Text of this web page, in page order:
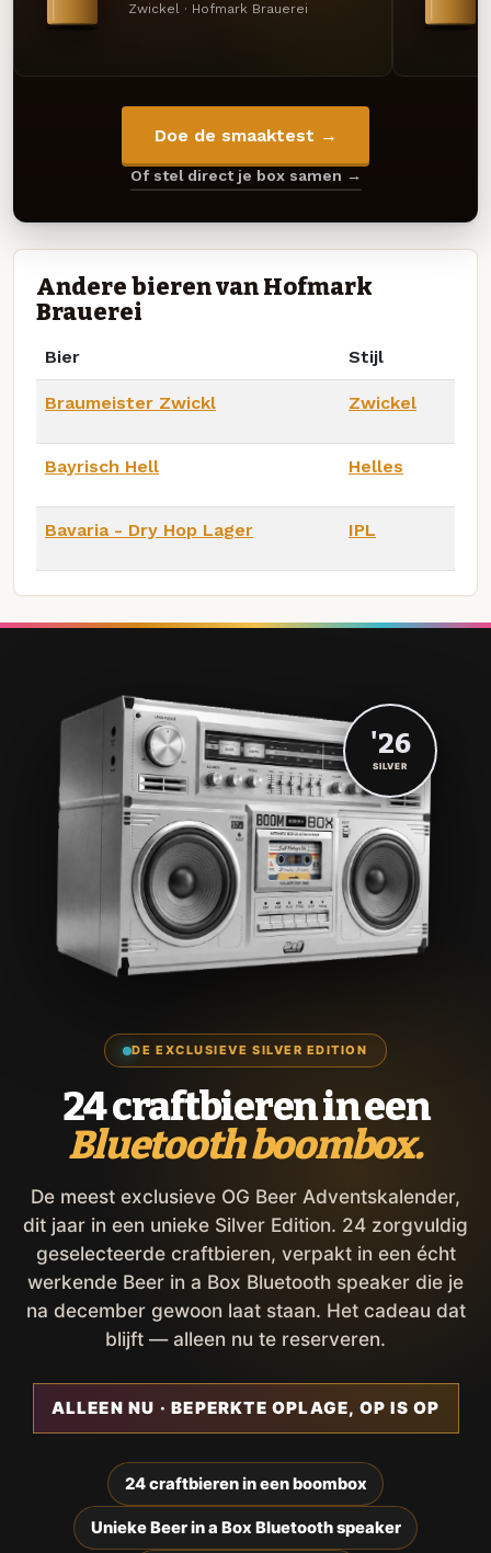
Zwickel · Hofmark Brauerei
Doe de smaaktest →
Of stel direct je box samen →
Andere bieren van Hofmark
Brauerei
Bier Stijl
Braumeister Zwickl Zwickel
Bayrisch Hell Helles
Bavaria - Dry Hop Lager IPL
DE EXCLUSIEVE SILVER EDITION
24 craftbieren in een
Bluetooth boombox.
De meest exclusieve OG Beer Adventskalender,
dit jaar in een unieke Silver Edition. 24 zorgvuldig
geselecteerde craftbieren, verpakt in een écht
werkende Beer in a Box Bluetooth speaker die je
na december gewoon laat staan. Het cadeau dat
blijft — alleen nu te reserveren.
ALLEEN NU · BEPERKTE OPLAGE, OP IS OP
24 craftbieren in een boombox
Unieke Beer in a Box Bluetooth speaker
'26
SILVER